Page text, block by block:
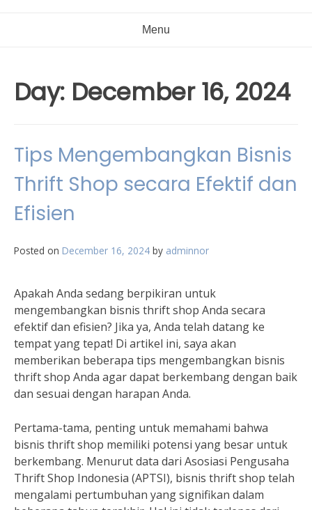
Menu
Day: December 16, 2024
Tips Mengembangkan Bisnis
Thrift Shop secara Efektif dan
Efisien
Posted on December 16, 2024 by adminnor
Apakah Anda sedang berpikiran untuk
mengembangkan bisnis thrift shop Anda secara
efektif dan efisien? Jika ya, Anda telah datang ke
tempat yang tepat! Di artikel ini, saya akan
memberikan beberapa tips mengembangkan bisnis
thrift shop Anda agar dapat berkembang dengan baik
dan sesuai dengan harapan Anda.
Pertama-tama, penting untuk memahami bahwa
bisnis thrift shop memiliki potensi yang besar untuk
berkembang. Menurut data dari Asosiasi Pengusaha
Thrift Shop Indonesia (APTSI), bisnis thrift shop telah
mengalami pertumbuhan yang signifikan dalam